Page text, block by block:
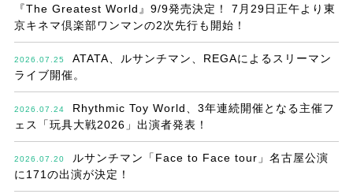
『The Greatest World』9/9発売決定！ 7月29日正午より東
京キネマ倶楽部ワンマンの2次先行も開始！
2026.07.25
ATATA、ルサンチマン、REGAによるスリーマン
ライブ開催。
2026.07.24
Rhythmic Toy World、3年連続開催となる主催フ
ェス「玩具大戦2026」出演者発表！
2026.07.20
ルサンチマン「Face to Face tour」名古屋公演
に171の出演が決定！